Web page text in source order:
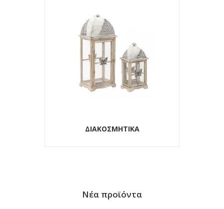
ΕΠΙΠΛΑ
Νέα προϊόντα